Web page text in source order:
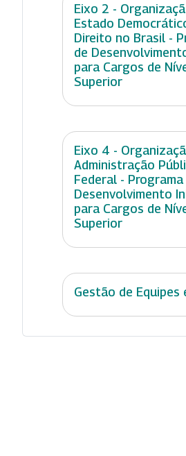
Eixo 2 -
Estado
Direito no Brasil -
de
para Cargos de
Superior
Eixo 4 -
Administração
Federal - Programa
Desenvolvimento
para Cargos de
Superior
Gestão de Equipes